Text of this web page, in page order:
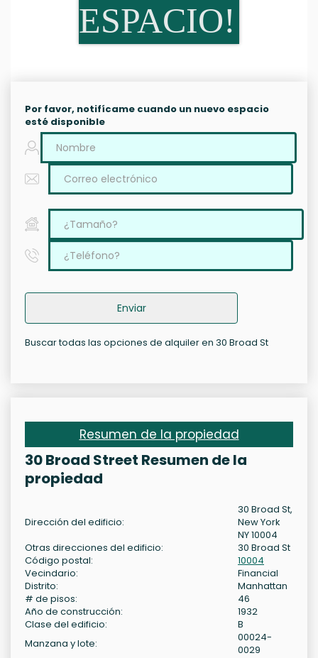
ESPACIO!
Por favor, notifícame cuando un nuevo espacio
esté disponible
Enviar
Buscar todas las opciones de alquiler en 30 Broad St
Resumen de la propiedad
30 Broad Street Resumen de la
propiedad
Dirección del edificio:
30 Broad St,
New York
NY 10004
Otras direcciones del edificio:
30 Broad St
Código postal:
10004
Vecindario:
Financial
Distrito:
Manhattan
# de pisos:
46
Año de construcción:
1932
Clase del edificio:
B
Manzana y lote:
00024-
0029